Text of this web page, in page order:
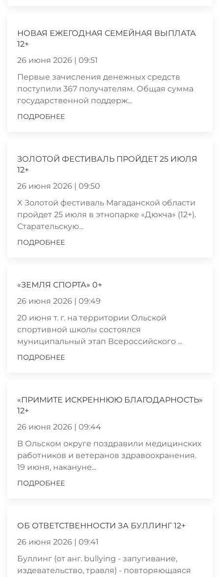
НОВАЯ ЕЖЕГОДНАЯ СЕМЕЙНАЯ ВЫПЛАТА
12+
26 июня 2026 | 09:51
Первые зачисления денежных средств
поступили 367 получателям. Общая сумма
государственной поддерж...
ПОДРОБНЕЕ
ЗОЛОТОЙ ФЕСТИВАЛЬ ПРОЙДЕТ 25 ИЮЛЯ
12+
26 июня 2026 | 09:50
X Золотой фестиваль Магаданской области
пройдет 25 июля в этнопарке «Дюкча» (12+).
Старательскую...
ПОДРОБНЕЕ
«ЗЕМЛЯ СПОРТА» 0+
26 июня 2026 | 09:49
20 июня т. г. на территории Ольской
спортивной школы состоялся
муниципальный этап Всероссийского ...
ПОДРОБНЕЕ
«ПРИМИТЕ ИСКРЕННЮЮ БЛАГОДАРНОСТЬ»
12+
26 июня 2026 | 09:44
В Ольском округе поздравили медицинских
работников и ветеранов здравоохранения.
19 июня, накануне...
ПОДРОБНЕЕ
ОБ ОТВЕТСТВЕННОСТИ ЗА БУЛЛИНГ 12+
26 июня 2026 | 09:41
Буллинг (от анг. bullying - запугивание,
издевательство, травля) - повторяющаяся